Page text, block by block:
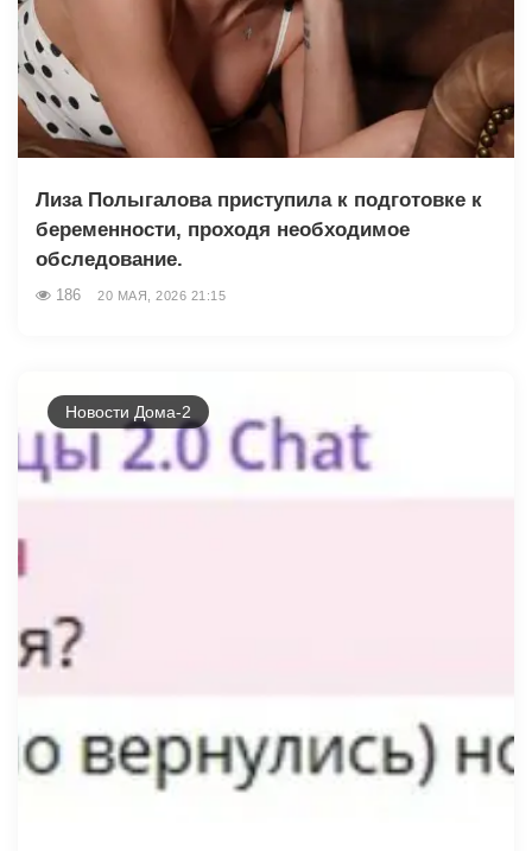
Лиза Полыгалова приступила к подготовке к
беременности, проходя необходимое
обследование.
186 20 МАЯ, 2026 21:15
Новости Дома-2